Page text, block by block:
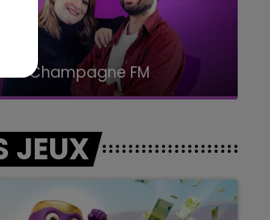
Champagne FM
JEUX